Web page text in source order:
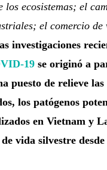
ecosistemas; el
el comercio de
investigaciones
19se originó a
puesto de relieve las
los patógenos
en Vietnam y
vida silvestre